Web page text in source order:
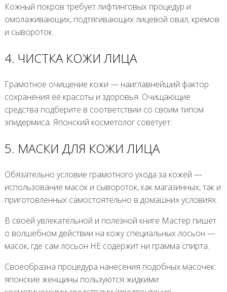
Кожный покров требует лифтинговых процедур и
омолаживающих, подтягивающих лицевой овал, кремов
и сывороток.
4. ЧИСТКА КОЖИ ЛИЦА
Грамотное очищение кожи — наиглавнейший фактор
сохранения её красоты и здоровья. Очищающие
средства подберите в соответствии со своим типом
эпидермиса. Японский косметолог советует:
5. МАСКИ ДЛЯ КОЖИ ЛИЦА
Обязательно условие грамотного ухода за кожей —
использование масок и сывороток, как магазинных, так и
приготовленных самостоятельно в домашних условиях.
В своей увлекательной и полезной книге Мастер пишет
о волшебном действии на кожу специальных лосьон —
масок, где сам лосьон НЕ содержит ни грамма спирта.
Своеобразна процедура нанесения подобных масочек:
японские женщины пользуются жидкими